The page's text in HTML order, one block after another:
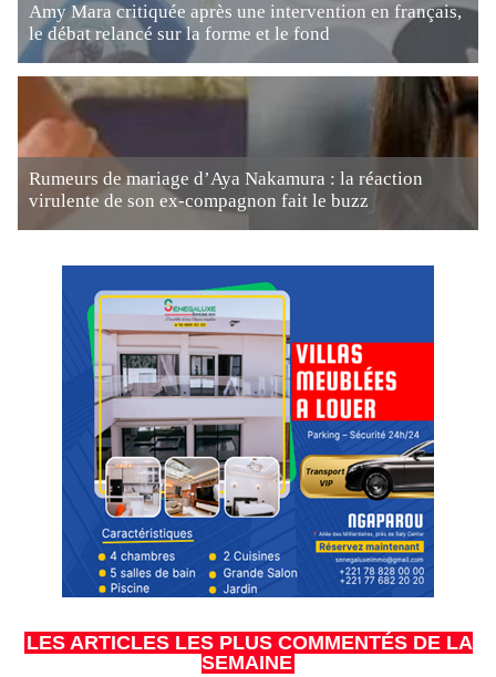
Amy Mara critiquée après une intervention en français,
le débat relancé sur la forme et le fond
Rumeurs de mariage d’Aya Nakamura : la réaction
virulente de son ex-compagnon fait le buzz
LES ARTICLES LES PLUS COMMENTÉS DE LA
SEMAINE